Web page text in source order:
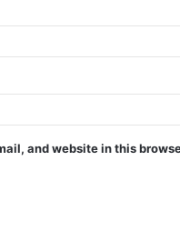
and website in this